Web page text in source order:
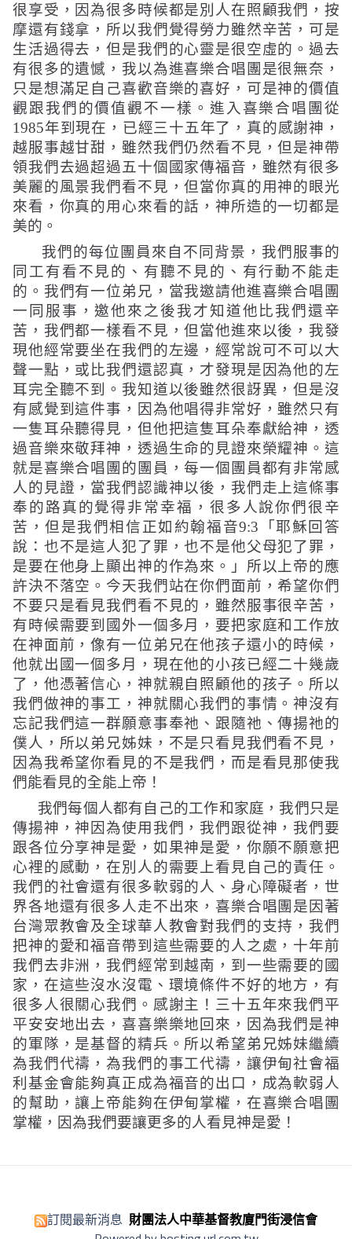
很享受，因為很多時候都是別人在照顧我們，按
摩還有錢拿，所以我們覺得勞力雖然辛苦，可是
生活過得去，但是我們的心靈是很空虛的。過去
有很多的遺憾，我以為進喜樂合唱團是很無奈，
只是想滿足自己喜歡音樂的喜好，可是神的價值
觀跟我們的價值觀不一樣。進入喜樂合唱團從
1985年到現在，已經三十五年了，真的感謝神，
越服事越甘甜，雖然我們仍然看不見，但是神帶
領我們去過超過五十個國家傳福音，雖然有很多
美麗的風景我們看不見，但當你真的用神的眼光
來看，你真的用心來看的話，神所造的一切都是
美的。
我們的每位團員來自不同背景，我們服事的
同工有看不見的、有聽不見的、有行動不能走
的。我們有一位弟兄，當我邀請他進喜樂合唱團
一同服事，邀他來之後我才知道他比我們還辛
苦，我們都一樣看不見，但當他進來以後，我發
現他經常要坐在我們的左邊，經常說可不可以大
聲一點，或比我們還認真，才發現是因為他的左
耳完全聽不到。我知道以後雖然很訝異，但是沒
有感覺到這件事，因為他唱得非常好，雖然只有
一隻耳朵聽得見，但他把這隻耳朵奉獻給神，透
過音樂來敬拜神，透過生命的見證來榮耀神。這
就是喜樂合唱團的團員，每一個團員都有非常感
人的見證，當我們認識神以後，我們走上這條事
奉的路真的覺得非常幸福，很多人說你們很辛
苦，但是我們相信正如約翰福音9:3 「耶穌回答
說：也不是這人犯了罪，也不是他父母犯了罪，
是要在他身上顯出神的作為來。」 所以上帝的應
許決不落空。今天我們站在你們面前，希望你們
不要只是看見我們看不見的，雖然服事很辛苦，
有時候需要到國外一個多月，要把家庭和工作放
在神面前，像有一位弟兄在他孩子還小的時候，
他就出國一個多月，現在他的小孩已經二十幾歲
了，他憑著信心，神就親自照顧他的孩子。所以
我們做神的事工，神就關心我們的事情。神沒有
忘記我們這一群願意事奉祂、跟隨祂、傳揚祂的
僕人，所以弟兄姊妹，不是只看見我們看不見，
因為我希望你看見的不是我們，而是看見那使我
們能看見的全能上帝！
我們每個人都有自己的工作和家庭，我們只是
傳揚神，神因為使用我們，我們跟從神，我們要
跟各位分享神是愛，如果神是愛，你願不願意把
心裡的感動，在別人的需要上看見自己的責任。
我們的社會還有很多軟弱的人、身心障礙者，世
界各地還有很多人走不出來，喜樂合唱團是因著
台灣眾教會及全球華人教會對我們的支持，我們
把神的愛和福音帶到這些需要的人之處，十年前
我們去非洲，我們經常到越南，到一些需要的國
家，在這些沒水沒電、環境條件不好的地方，有
很多人很關心我們。感謝主！三十五年來我們平
平安安地出去，喜喜樂樂地回來，因為我們是神
的軍隊，是基督的精兵。所以希望弟兄姊妹繼續
為我們代禱，為我們的事工代禱，讓伊甸社會福
利基金會能夠真正成為福音的出口，成為軟弱人
的幫助，讓上帝能夠在伊甸掌權，在喜樂合唱團
掌權，因為我們要讓更多的人看見神是愛！
訂閱最新消息 財團法人中華基督教廈門街浸信會